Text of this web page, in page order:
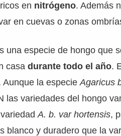
en nitrógeno. Además
en cuevas o zonas
una especie de hongo que
casadurante todo el año.
Aunque la especieAgaricus
las variedades del hongo
variedadA. b. var hortensis,
blanco y duradero que la